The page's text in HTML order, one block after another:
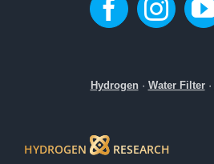
Hydrogen· Water Filter·
HYDROGEN RESEARCH